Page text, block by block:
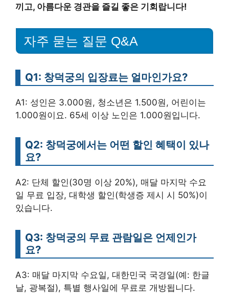
끼고, 아름다운 경관을 즐길 좋은 기회랍니다!
자주 묻는 질문 Q&A
Q1: 창덕궁의 입장료는 얼마인가요?
A1: 성인은 3.000원, 청소년은 1.500원, 어린이는
1.000원이요. 65세 이상 노인은 1.000원입니다.
Q2: 창덕궁에서는 어떤 할인 혜택이 있나
요?
A2: 단체 할인(30명 이상 20%), 매달 마지막 수요
일 무료 입장, 대학생 할인(학생증 제시 시 50%)이
있습니다.
Q3: 창덕궁의 무료 관람일은 언제인가
요?
A3: 매달 마지막 수요일, 대한민국 국경일(예: 한글
날, 광복절), 특별 행사일에 무료로 개방됩니다.